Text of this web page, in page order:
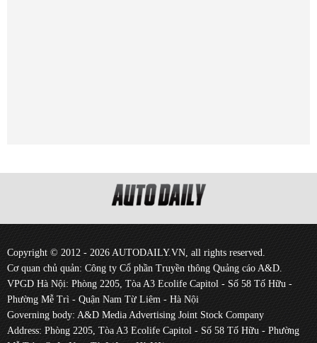
Copyright © 2012 - 2026 AUTODAILY.VN, all rights reserved.
Cơ quan chủ quản: Công ty Cổ phần Truyền thông Quảng cáo A&D.
VPGD Hà Nội: Phòng 2205, Tòa A3 Ecolife Capitol - Số 58 Tố Hữu -
Phường Mễ Trì - Quận Nam Từ Liêm - Hà Nội
Governing body: A&D Media Advertising Joint Stock Company
Address: Phòng 2205, Tòa A3 Ecolife Capitol - Số 58 Tố Hữu - Phường